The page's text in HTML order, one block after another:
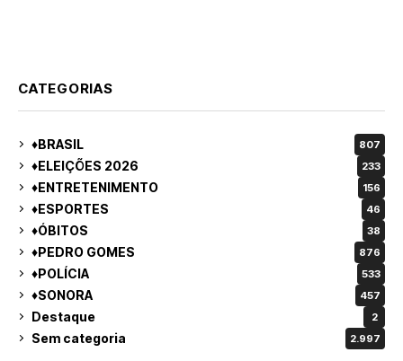
CATEGORIAS
♦BRASIL 807
♦ELEIÇÕES 2026 233
♦ENTRETENIMENTO 156
♦ESPORTES 46
♦ÓBITOS 38
♦PEDRO GOMES 876
♦POLÍCIA 533
♦SONORA 457
Destaque 2
Sem categoria 2.997